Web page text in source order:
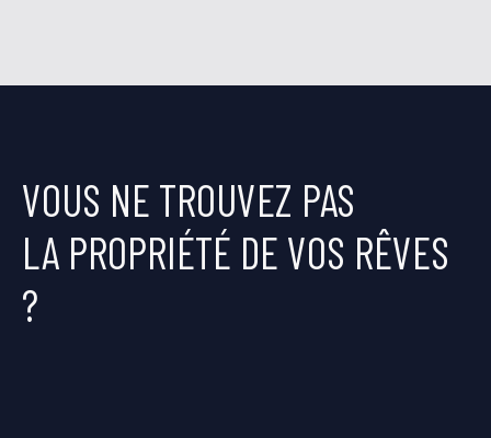
VOUS NE TROUVEZ PAS
LA PROPRIÉTÉ DE VOS RÊVES
?